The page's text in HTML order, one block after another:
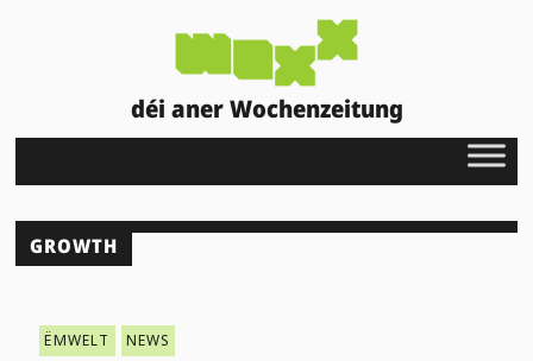
déi aner Wochenzeitung
GROWTH
ËMWELT NEWS